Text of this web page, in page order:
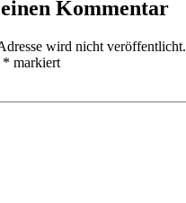
Kommentar
wird nicht veröffentlicht.
* markiert